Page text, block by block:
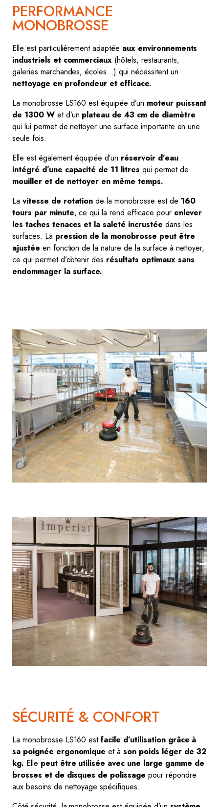
PERFORMANCE
MONOBROSSE
Elle est particulièrement adaptée aux environnements
industriels et commerciaux (hôtels, restaurants,
galeries marchandes, écoles…) qui nécessitent un
nettoyage en profondeur et efficace.
La monobrosse LS160 est équipée d’un moteur puissant
de 1300 Wet d’un plateau de 43 cm de diamètre
qui lui permet de nettoyer une surface importante en une
seule fois.
Elle est également équipée d’un réservoir d’eau
intégré d’une capacité de 11 litres qui permet de
mouiller et de nettoyer en même temps.
La vitesse de rotation de la monobrosse est de 160
tours par minute, ce qui la rend efficace pour enlever
les taches tenaces et la saleté incrustée dans les
surfaces. La pression de la monobrosse peut être
ajustée en fonction de la nature de la surface à nettoyer,
ce qui permet d’obtenir des résultats optimaux sans
endommager la surface.
SÉCURITÉ & CONFORT
La monobrosse LS160 estfacile d’utilisation grâce à
sa poignée ergonomique et àson poids léger de 32
kg. Elle peut être utilisée avec une large gamme de
brosses et de disques de polissage pour répondre
aux besoins de nettoyage spécifiques.